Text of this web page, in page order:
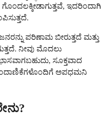
ಇದರಿಂದಾಗಿ
ಪರಿಣಾಮ ಬೀರುತ್ತದೆ ಮತ್ತು
ನೀವು ಮೊದಲು
ಸೂಕ್ತವಾದ
ಅಪಧಮನಿ